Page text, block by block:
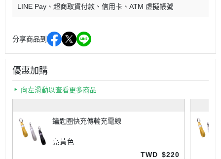
LINE Pay
超商取貨付款 信用卡 ATM 虛擬帳號
分享商品到
優惠加購
向左滑動以查看更多商品
鑰匙圈快充傳輸充電線
亮黃色
TWD $220